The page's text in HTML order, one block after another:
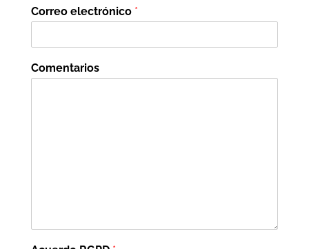
Correo electrónico *
Comentarios